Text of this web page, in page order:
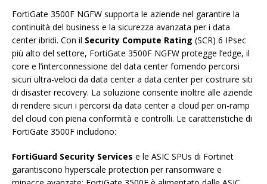
FortiGate 3500F NGFW supporta le aziende nel garantire la
continuità del business e la sicurezza avanzata per i data
center ibridi. Con il Security Compute Rating (SCR) 6 IPsec
più alto del settore, FortiGate 3500F NGFW protegge l’edge, il
core e l’interconnessione del data center fornendo percorsi
sicuri ultra-veloci da data center a data center per costruire siti
di disaster recovery. La soluzione consente inoltre alle aziende
di rendere sicuri i percorsi da data center a cloud per on-ramp
del cloud con piena conformità e controlli. Le caratteristiche di
FortiGate 3500F includono:
FortiGuard Security Services e le ASIC SPUs di Fortinet
garantiscono hyperscale protection per ransomware e